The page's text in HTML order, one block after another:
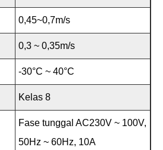
0,45~0,7m/s
0,3 ~ 0,35m/s
-30°C ~ 40°C
Kelas 8
Fase tunggal AC230V ~ 100V,
50Hz ~ 60Hz, 10A